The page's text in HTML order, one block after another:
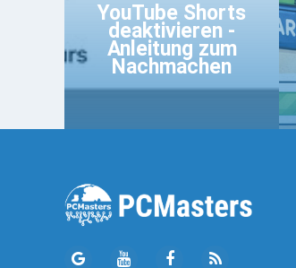
YouTube Shorts
deaktivieren -
Anleitung zum
Nachmachen